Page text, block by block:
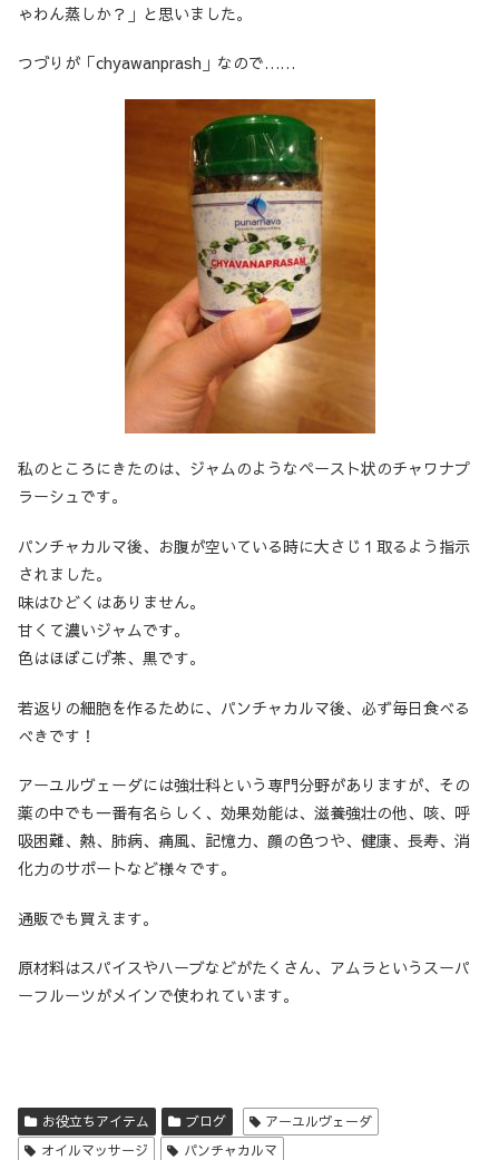
ゃわん蒸しか？」と思いました。
つづりが「chyawanprash」なので……
私のところにきたのは、ジャムのようなペースト状のチャワナプ
ラーシュです。
パンチャカルマ後、お腹が空いている時に大さじ１取るよう指示
されました。
味はひどくはありません。
甘くて濃いジャムです。
色はほぼこげ茶、黒です。
若返りの細胞を作るために、パンチャカルマ後、必ず毎日食べる
べきです！
アーユルヴェーダには強壮科という専門分野がありますが、その
薬の中でも一番有名らしく、効果効能は、滋養強壮の他、咳、呼
吸困難、熱、肺病、痛風、記憶力、顔の色つや、健康、長寿、消
化力のサポートなど様々です。
通販でも買えます。
原材料はスパイスやハーブなどがたくさん、アムラというスーパ
ーフルーツがメインで使われています。
お役立ちアイテム ブログ
アーユルヴェーダ
オイルマッサージ
パンチャカルマ